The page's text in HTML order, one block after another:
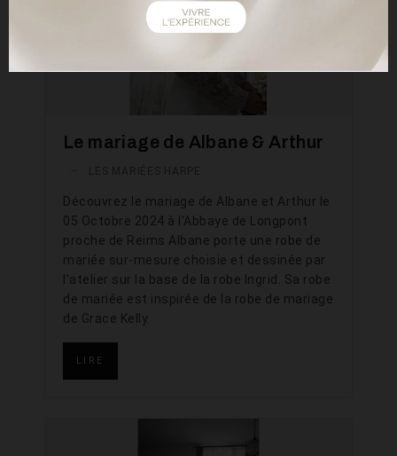
Le mariage de Albane & Arthur
Découvrez le mariage de Albane et Arthur le
05 Octobre 2024 à l'Abbaye de Longpont
proche de Reims Albane porte une robe de
mariée sur-mesure choisie et dessinée par
l'atelier sur la base de la robe Ingrid. Sa robe
de mariée est inspirée de la robe de mariage
de Grace Kelly.
LIRE